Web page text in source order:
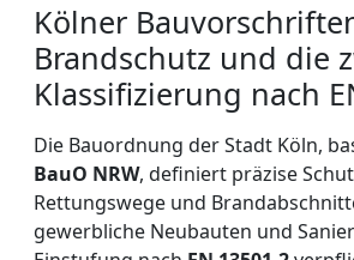
Kölner
Brandschutz und die
Klassifizierung nach
Die Bauordnung der Stadt Köln,
BauO NRW, definiert präzise
Rettungswege und
gewerbliche Neubauten und